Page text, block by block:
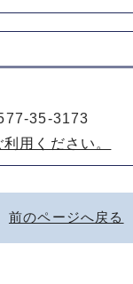
35-3173
用ください。
前のページへ戻る